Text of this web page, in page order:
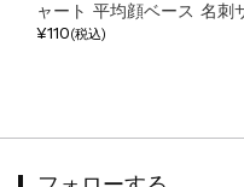
ャート 平均顔ベース 名刺
¥110(税込)